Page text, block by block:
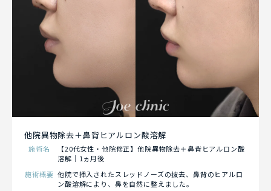
他院異物除去＋鼻背ヒアルロン酸溶解
施術名
【20代女性・他院修正】他院異物除去＋鼻背ヒアルロン酸
溶解｜1ヵ月後
施術概要 他院で挿入されたスレッドノーズの抜去、鼻背のヒアルロ
ン酸溶解により、鼻を自然に整えました。